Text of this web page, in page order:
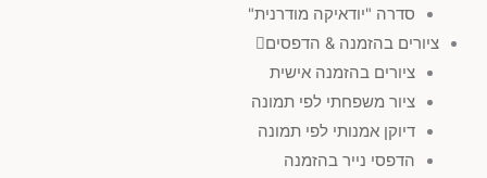
סדרה "יודאיקה מודרנית"
ציורים בהזמנה & הדפסים
ציורים בהזמנה אישית
ציור משפחתי לפי תמונה
דיוקן אמנותי לפי תמונה
הדפסי נייר בהזמנה